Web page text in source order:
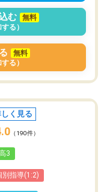
む
無料
る）
無料
る）
く見る
（190件）
3
別指導(1:2)